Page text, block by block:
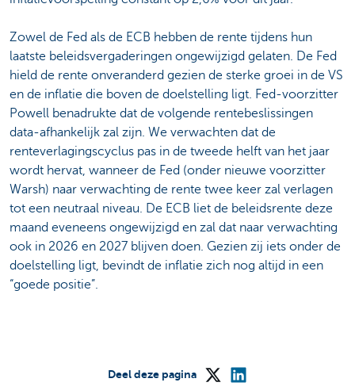
Zowel de Fed als de ECB hebben de rente tijdens hun
laatste beleidsvergaderingen ongewijzigd gelaten. De Fed
hield de rente onveranderd gezien de sterke groei in de VS
en de inflatie die boven de doelstelling ligt. Fed-voorzitter
Powell benadrukte dat de volgende rentebeslissingen
data-afhankelijk zal zijn. We verwachten dat de
renteverlagingscyclus pas in de tweede helft van het jaar
wordt hervat, wanneer de Fed (onder nieuwe voorzitter
Warsh) naar verwachting de rente twee keer zal verlagen
tot een neutraal niveau. De ECB liet de beleidsrente deze
maand eveneens ongewijzigd en zal dat naar verwachting
ook in 2026 en 2027 blijven doen. Gezien zij iets onder de
doelstelling ligt, bevindt de inflatie zich nog altijd in een
“goede positie”.
Deel deze pagina